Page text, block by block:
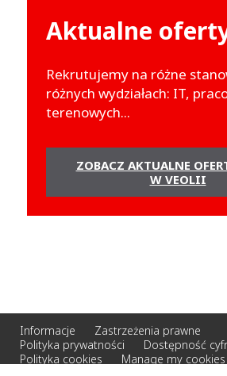
Aktualne
Rekrutujemy na różne
różnych wydziałach: IT,
terenowych...
ZOBACZ AKTUALNE
W VEOLII
Informacje
Zastrzeżenia prawne
Polityka prywatności
Dostępność
Polityka cookies
Manage my cookies